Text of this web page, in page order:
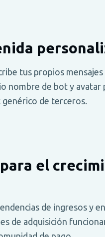
tus propios
nombre de bot y
de terceros.
el
de ingresos y
de adquisición